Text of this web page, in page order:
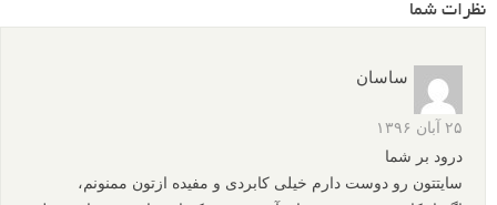
نظرات شما
ساسان
۲۵ آبان ۱۳۹۶
درود بر شما
سایتتون رو دوست دارم خیلی کابردی و مفیده ازتون ممنونم،